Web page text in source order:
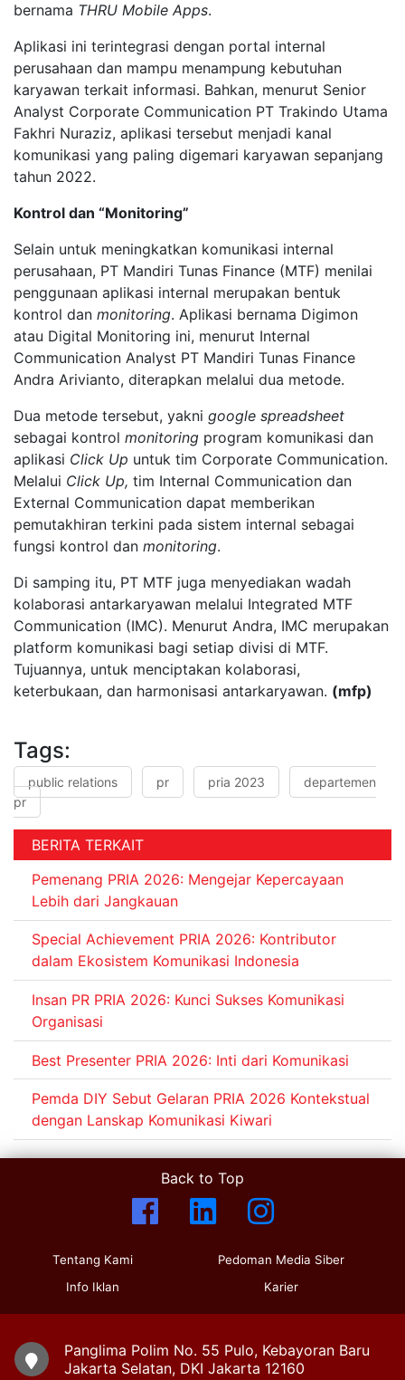
bernama THRU Mobile Apps.
Aplikasi ini terintegrasi dengan portal internal
perusahaan dan mampu menampung kebutuhan
karyawan terkait informasi. Bahkan, menurut Senior
Analyst Corporate Communication PT Trakindo Utama
Fakhri Nuraziz, aplikasi tersebut menjadi kanal
komunikasi yang paling digemari karyawan sepanjang
tahun 2022.
Kontrol dan “Monitoring”
Selain untuk meningkatkan komunikasi internal
perusahaan, PT Mandiri Tunas Finance (MTF) menilai
penggunaan aplikasi internal merupakan bentuk
kontrol dan monitoring. Aplikasi bernama Digimon
atau Digital Monitoring ini, menurut Internal
Communication Analyst PT Mandiri Tunas Finance
Andra Arivianto, diterapkan melalui dua metode.
Dua metode tersebut, yakni google spreadsheet
sebagai kontrol monitoring program komunikasi dan
aplikasi Click Up untuk tim Corporate Communication.
Melalui Click Up, tim Internal Communication dan
External Communication dapat memberikan
pemutakhiran terkini pada sistem internal sebagai
fungsi kontrol dan monitoring.
Di samping itu, PT MTF juga menyediakan wadah
kolaborasi antarkaryawan melalui Integrated MTF
Communication (IMC). Menurut Andra, IMC merupakan
platform komunikasi bagi setiap divisi di MTF.
Tujuannya, untuk menciptakan kolaborasi,
keterbukaan, dan harmonisasi antarkaryawan. (mfp)
Tags:
public relations pr pria 2023
departemen
pr
BERITA TERKAIT
Pemenang PRIA 2026: Mengejar Kepercayaan
Lebih dari Jangkauan
Special Achievement PRIA 2026: Kontributor
dalam Ekosistem Komunikasi Indonesia
Insan PR PRIA 2026: Kunci Sukses Komunikasi
Organisasi
Best Presenter PRIA 2026: Inti dari Komunikasi
Pemda DIY Sebut Gelaran PRIA 2026 Kontekstual
dengan Lanskap Komunikasi Kiwari
Back to Top
Tentang Kami
Info Iklan
Pedoman Media Siber
Karier
Panglima Polim No. 55 Pulo, Kebayoran Baru
Jakarta Selatan, DKI Jakarta 12160